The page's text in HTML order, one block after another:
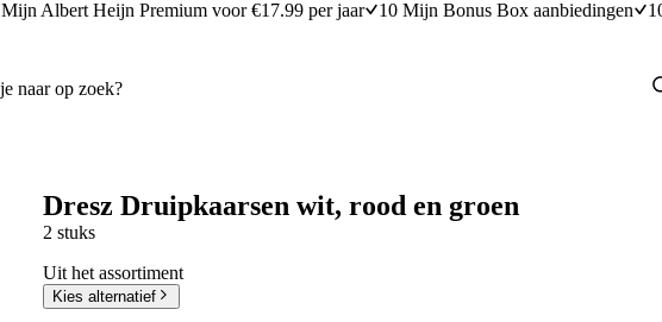
Mijn Albert Heijn Premium voor €17.99 per jaar 10 Mijn Bonus Box aanbiedingen
Dresz Druipkaarsen wit, rood en groen
2 stuks
Uit het assortiment
Kies alternatief